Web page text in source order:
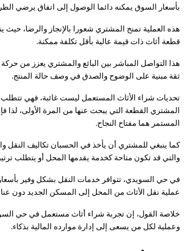
بأسعار السوق يمكنه دائما الوصول إلى اتفاق يرضي
هذه العملية تمنح المشتري شعورا بالإنجاز والرضا،
قطعة أثاث ذات قيمة عالية بأقل تكلفة ممكنة.
هذا التواصل المباشر بين البائع والمشتري يعزز من
ثقة مبنية على الوضوح والصدق في وصف حالة المنتج.
تحديات شراء الأثاث المستعمل ليست غائبة، فهي تتطلب
المشتري القطعة التي يبحث عنها من المرة الأولى، لذا
المستمر هما مفتاح النجاح.
كما ينبغي للمشتري أن يأخذ في الحسبان تكاليف النقل
والتي قد تكون متاحة كخدمة يقدمها المحل أو يتطلب
في حي السويدي، تتوافر خدمات النقل بشكل وفير
عملية نقل الأثاث من المحل إلى المسكن الجديد دون
خلاصة القول، إن تجربة شراء أثاث مستعمل في حي
وعملية لكل من يسعى إلى إدارة موارده المالية بذكاء.